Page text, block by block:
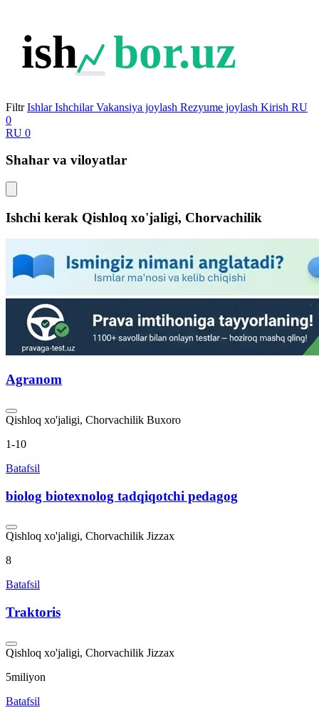
ish bor.uz
Filtr Ishlar Ishchilar Vakansiya joylash Rezyume joylash Kirish RU
0
RU 0
Shahar va viloyatlar
Ishchi kerak Qishloq xo'jaligi, Chorvachilik
Agranom
Qishloq xo'jaligi, Chorvachilik Buxoro
1-10
Batafsil
biolog biotexnolog tadqiqotchi pedagog
Qishloq xo'jaligi, Chorvachilik Jizzax
8
Batafsil
Traktoris
Qishloq xo'jaligi, Chorvachilik Jizzax
5miliyon
Batafsil